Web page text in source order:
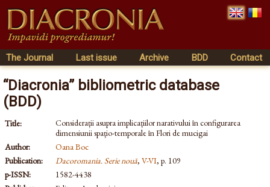
The Journal Last issue Archive BDD Contact
“Diacronia” bibliometric database
(BDD)
Title:
Considerații asupra implicațiilor narativului în configurarea
dimensiunii spațio-temporale în Flori de mucigai
Author:
Oana Boc
Publication:
Dacoromania. Serie nouă, V-VI, p. 109
p-ISSN:
1582-4438